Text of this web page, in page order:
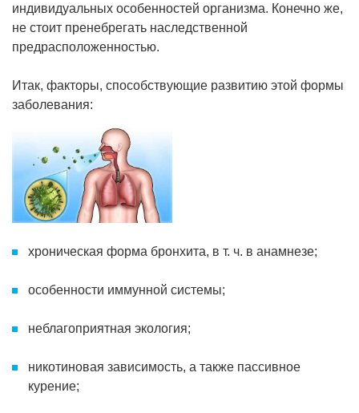
индивидуальных особенностей организма. Конечно же,
не стоит пренебрегать наследственной
предрасположенностью.
Итак, факторы, способствующие развитию этой формы
заболевания:
хроническая форма бронхита, в т. ч. в анамнезе;
особенности иммунной системы;
неблагоприятная экология;
никотиновая зависимость, а также пассивное
курение;